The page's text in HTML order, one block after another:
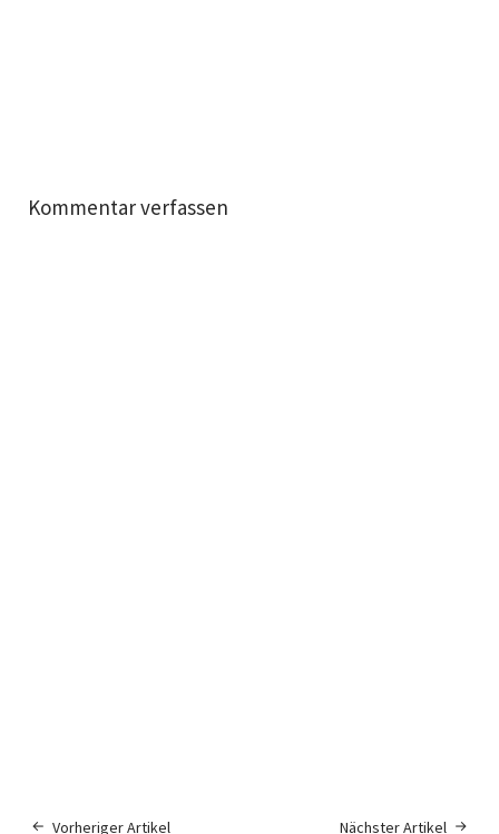
Kommentar verfassen
Vorheriger Artikel Nächster Artikel